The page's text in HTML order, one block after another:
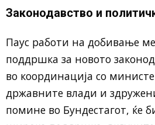
Законодавство и
Паус работи на добивање
поддршка за новото
во координација со
државните влади и
помине во Бундестагот, ќе